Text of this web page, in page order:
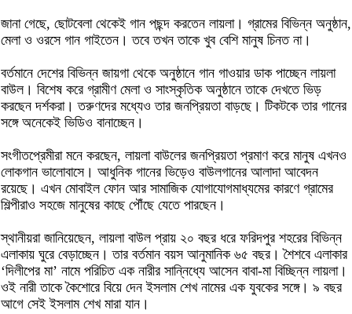
জানা গেছে, ছোটবেলা থেকেই গান পছন্দ করতেন লায়লা। গ্রামের বিভিন্ন অনুষ্ঠান,
মেলা ও ওরসে গান গাইতেন। তবে তখন তাকে খুব বেশি মানুষ চিনত না।
বর্তমানে দেশের বিভিন্ন জায়গা থেকে অনুষ্ঠানে গান গাওয়ার ডাক পাচ্ছেন লায়লা
বাউল। বিশেষ করে গ্রামীণ মেলা ও সাংস্কৃতিক অনুষ্ঠানে তাকে দেখতে ভিড়
করছেন দর্শকরা। তরুণদের মধ্যেও তার জনপ্রিয়তা বাড়ছে। টিকটকে তার গানের
সঙ্গে অনেকেই ভিডিও বানাচ্ছেন।
সংগীতপ্রেমীরা মনে করছেন, লায়লা বাউলের জনপ্রিয়তা প্রমাণ করে মানুষ এখনও
লোকগান ভালোবাসে। আধুনিক গানের ভিড়েও বাউলগানের আলাদা আবেদন
রয়েছে। এখন মোবাইল ফোন আর সামাজিক যোগাযোগমাধ্যমের কারণে গ্রামের
শিল্পীরাও সহজে মানুষের কাছে পৌঁছে যেতে পারছেন।
স্থানীয়রা জানিয়েছেন, লায়লা বাউল প্রায় ২০ বছর ধরে ফরিদপুর শহরের বিভিন্ন
এলাকায় ঘুরে বেড়াচ্ছেন। তার বর্তমান বয়স আনুমানিক ৬৫ বছর। শৈশবে এলাকার
‘দিলীপের মা’ নামে পরিচিত এক নারীর সান্নিধ্যে আসেন বাবা-মা বিচ্ছিন্ন লায়লা।
ওই নারী তাকে কৈশোরে বিয়ে দেন ইসলাম শেখ নামের এক যুবকের সঙ্গে। ৯ বছর
আগে সেই ইসলাম শেখ মারা যান।